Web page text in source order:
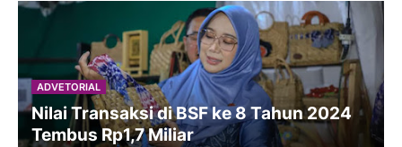
ADVETORIAL
Nilai Transaksi di BSF ke 8 Tahun 2024
Tembus Rp1,7 Miliar